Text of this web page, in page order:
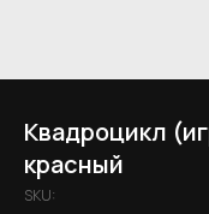
Квадроцикл
красный
SKU: